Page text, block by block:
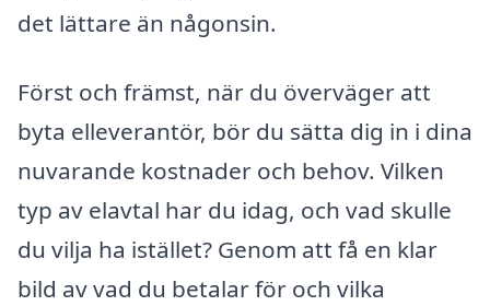
det lättare än någonsin.
Först och främst, när du överväger att
byta elleverantör, bör du sätta dig in i dina
nuvarande kostnader och behov. Vilken
typ av elavtal har du idag, och vad skulle
du vilja ha istället? Genom att få en klar
bild av vad du betalar för och vilka